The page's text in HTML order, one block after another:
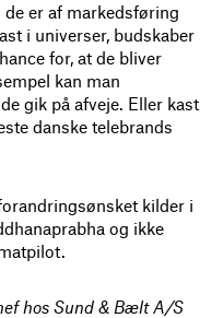
er af markedsføring
i universer, budskaber
for, at de bliver
kan man
gik på afveje. Eller kast
danske telebrands
kilder i
og ikke
hos Sund & Bælt A/S